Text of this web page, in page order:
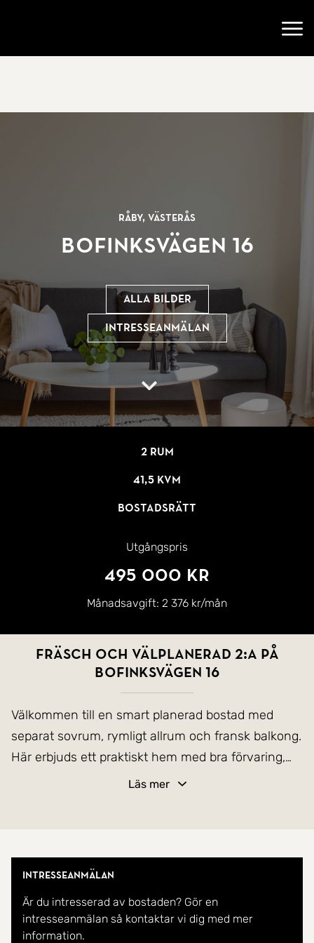
Råby, Västerås
Bofinksvägen 16
Alla bilder
Intresseanmälan
2 rum
41,5 kvm
Bostadsrätt
Utgångspris
495 000 kr
Månadsavgift: 2 376 kr/mån
Fräsch och välplanerad 2:a på
Bofinksvägen 16
Välkommen till en smart planerad bostad med
separat sovrum, rymligt allrum och fransk balkong.
Här erbjuds ett praktiskt hem med bra förvaring,
funktionellt kök och en planlösning som passar
kvadratmeter fyller en tydlig funktion. Här bor du
med separat sovrum, rymligt allrum, praktiskt kök,
badrum och goda förvaringsmöjligheter - ett
lättskött hem som passar lika bra som första
Läs mer
Intresseanmälan
Är du intresserad av bostaden? Gör en
intresseanmälan så kontaktar vi dig med mer
information.